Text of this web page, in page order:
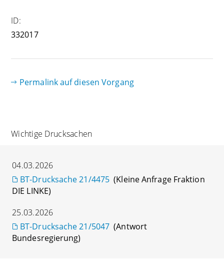
ID:
332017
Permalink auf diesen Vorgang
Wichtige Drucksachen
04.03.2026
BT-Drucksache 21/4475 (Kleine Anfrage Fraktion
DIE LINKE)
25.03.2026
BT-Drucksache 21/5047 (Antwort
Bundesregierung)